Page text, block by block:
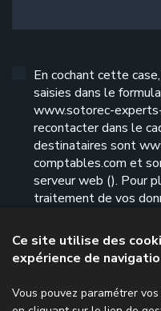
En cochant cette
saisies dans le
www.sotorec-
recontacter dans le
destinataires sont
comptables.com et
serveur web (). Pour
traitement de vos
Ce site utilise des
expérience de
Vous pouvez paramétrer